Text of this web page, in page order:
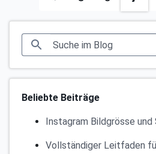
Beliebte Beiträge
Instagram Bildgrösse und
Vollständiger Leitfaden